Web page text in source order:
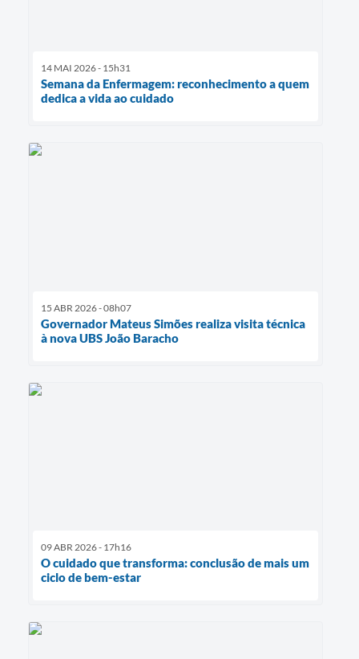
14 MAI 2026 - 15h31
Semana da Enfermagem: reconhecimento a quem
dedica a vida ao cuidado
15 ABR 2026 - 08h07
Governador Mateus Simões realiza visita técnica
à nova UBS João Baracho
09 ABR 2026 - 17h16
O cuidado que transforma: conclusão de mais um
ciclo de bem-estar